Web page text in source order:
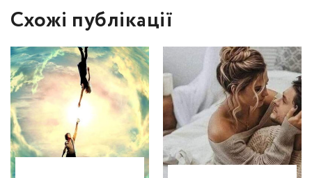
Схожі публікації